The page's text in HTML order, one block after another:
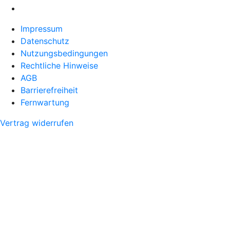
Impressum
Datenschutz
Nutzungsbedingungen
Rechtliche Hinweise
AGB
Barrierefreiheit
Fernwartung
Vertrag widerrufen